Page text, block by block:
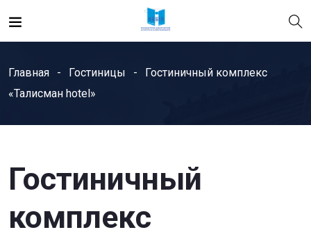
Главная Гостиницы
Гостиничный комплекс
«Талисман hotel»
Гостиничный
комплекс